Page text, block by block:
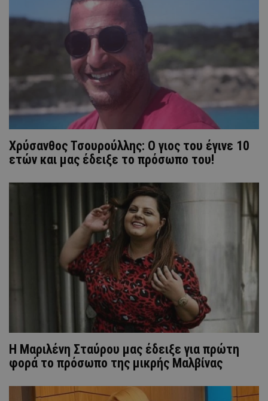
Χρύσανθος Τσουρούλλης: Ο γιος του έγινε 10
ετών και μας έδειξε το πρόσωπο του!
H Μαριλένη Σταύρου μας έδειξε για πρώτη
φορά το πρόσωπο της μικρής Μαλβίνας